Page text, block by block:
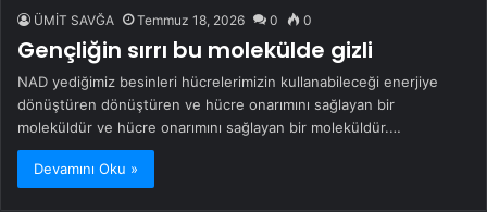
ÜMİT SAVĞA Temmuz 18, 2026 0 0
Gençliğin sırrı bu molekülde gizli
NAD yediğimiz besinleri hücrelerimizin kullanabileceği enerjiye
dönüştüren dönüştüren ve hücre onarımını sağlayan bir
moleküldür ve hücre onarımını sağlayan bir moleküldür.…
Devamını Oku »